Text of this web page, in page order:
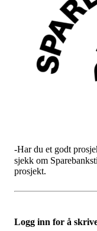
-Har du et godt
sjekk om
prosjekt.
Logg inn for å